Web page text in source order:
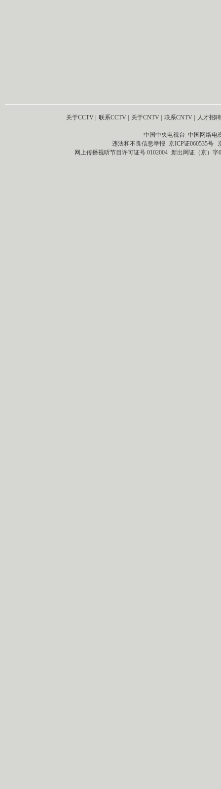
关于CCTV 联系CCTV 关于CNTV 联系CNTV 人才招聘
中国中央电视台 中国网络电
违法和不良信息举报 京ICP证060535号
网上传播视听节目许可证号 0102004 新出网证（京）